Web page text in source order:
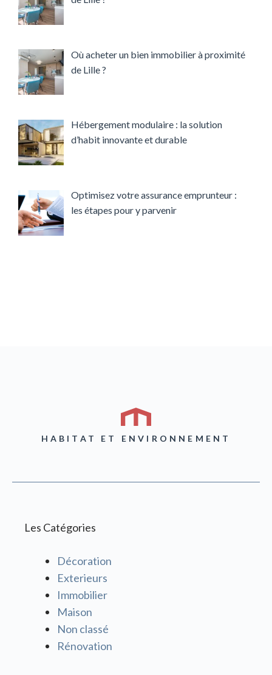
Où acheter un bien immobilier à proximité
de Lille ?
Hébergement modulaire : la solution
d’habit innovante et durable
Optimisez votre assurance emprunteur :
les étapes pour y parvenir
HABITAT ET ENVIRONNEMENT
Les Catégories
Décoration
Exterieurs
Immobilier
Maison
Non classé
Rénovation